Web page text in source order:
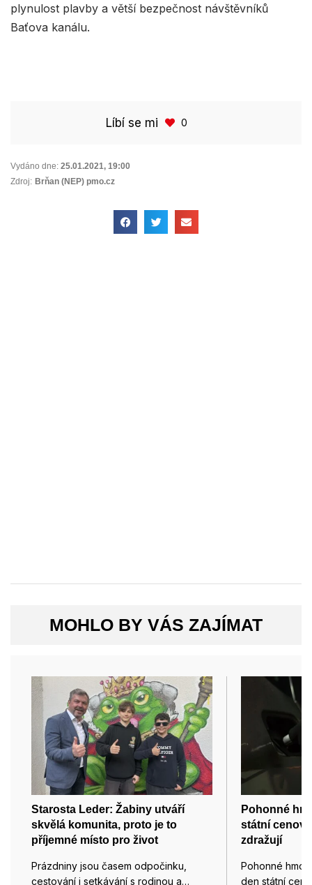
plynulost plavby a větší bezpečnost návštěvníků
Baťova kanálu.
Líbí se mi 0
Vydáno dne: 25.01.2021, 19:00
Zdroj: Brňan (NEP) pmo.cz
MOHLO BY VÁS ZAJÍMAT
Starosta Leder: Žabiny utváří
skvělá komunita, proto je to
příjemné místo pro život
Prázdniny jsou časem odpočinku,
cestování i setkávání s rodinou a…
Pohonné
státní
zdražují
Pohonné
den státní